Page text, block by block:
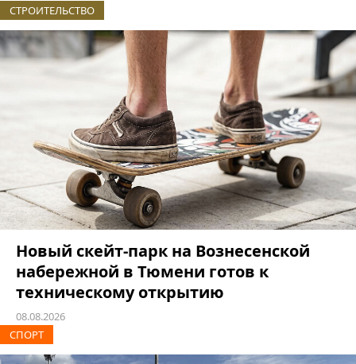
СТРОИТЕЛЬСТВО
Новый скейт-парк на Вознесенской
набережной в Тюмени готов к
техническому открытию
08.08.2026
СПОРТ